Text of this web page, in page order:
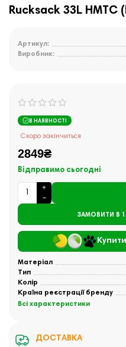
Rucksack 33L HMTC
Артикул:
Виробник:
В НАЯВНОСТІ
Скоро закінчиться
2849₴
Відправимо сьогодні
ЗАМОВИТИ В 1
Матеріал
Тип
Колір
Країна реєстрації бренду
Всі характеристики
ДОСТАВКА